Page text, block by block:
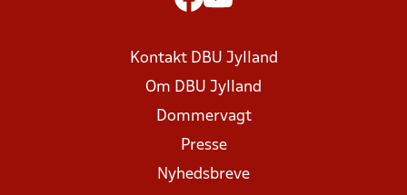
Kontakt DBU Jylland
Om DBU Jylland
Dommervagt
Presse
Nyhedsbreve